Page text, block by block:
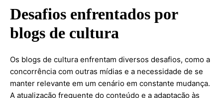
Desafios enfrentados por
blogs de cultura
Os blogs de cultura enfrentam diversos desafios, como a
concorrência com outras mídias e a necessidade de se
manter relevante em um cenário em constante mudança.
A atualização frequente do conteúdo e a adaptação às